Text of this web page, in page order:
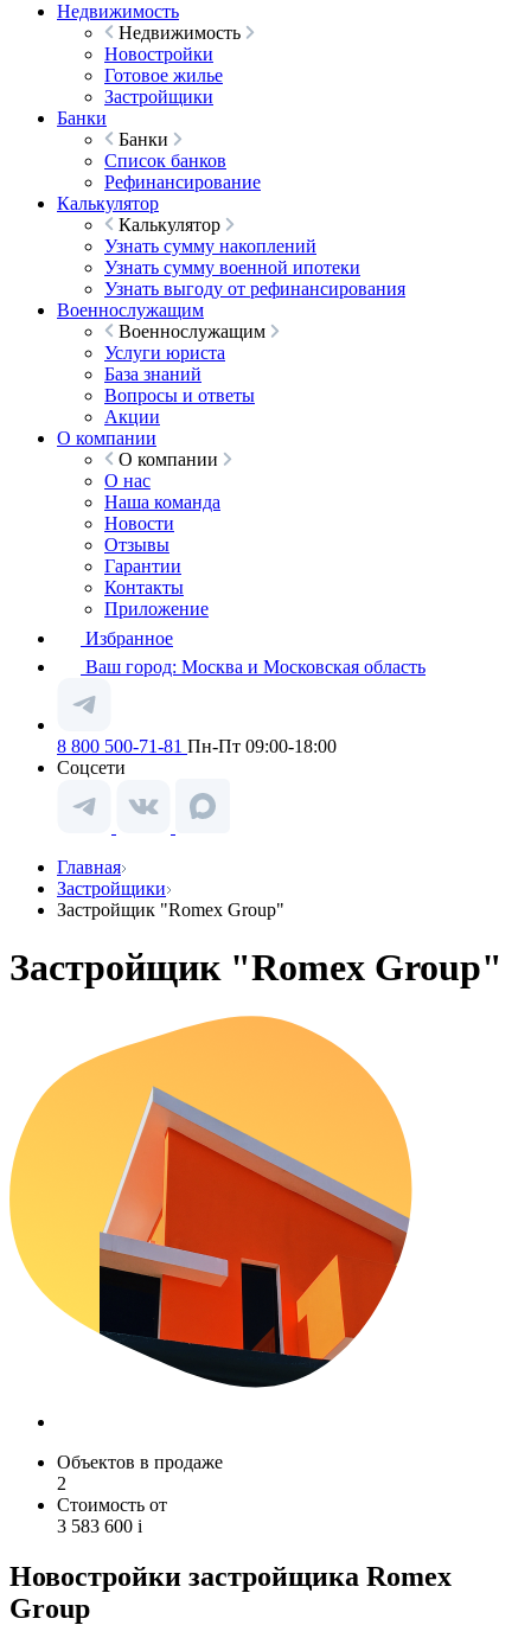
Недвижимость
Недвижимость
Новостройки
Готовое жилье
Застройщики
Банки
Банки
Список банков
Рефинансирование
Калькулятор
Калькулятор
Узнать сумму накоплений
Узнать сумму военной ипотеки
Узнать выгоду от рефинансирования
Военнослужащим
Военнослужащим
Услуги юриста
База знаний
Вопросы и ответы
Акции
О компании
О компании
О нас
Наша команда
Новости
Отзывы
Гарантии
Контакты
Приложение
Избранное
Ваш город: Москва и Московская область
8 800 500-71-81 Пн-Пт 09:00-18:00
Соцсети
Главная
Застройщики
Застройщик "Romex Group"
Застройщик "Romex Group"
Объектов в продаже
2
Стоимость от
3 583 600 i
Новостройки застройщика Romex
Group